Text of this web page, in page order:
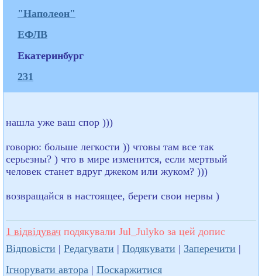
"Наполеон"
ЕФЛВ
Екатеринбург
231
нашла уже ваш спор )))
говорю: больше легкости )) чтовы там все так
серьезны? ) что в мире изменится, если мертвый
человек станет вдруг джеком или жуком? )))
возвращайся в настоящее, береги свои нервы )
1 відвідувач подякували Jul_Julyko за цей допис
Відповісти | Редагувати | Подякувати | Заперечити |
Ігнорувати автора | Поскаржитися